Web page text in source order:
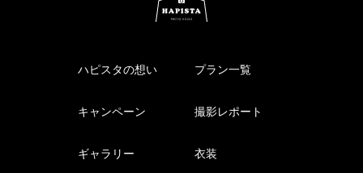
ハピスタの想い プラン一覧
キャンペーン 撮影レポート
ギャラリー 衣装